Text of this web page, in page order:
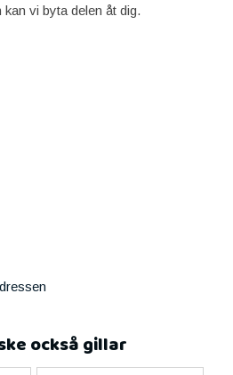
vi byta delen åt dig.
också gillar